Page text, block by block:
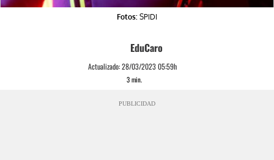
Fotos: SPIDI
EduCaro
Actualizado:28/03/2023 05:59h
3min.
PUBLICIDAD